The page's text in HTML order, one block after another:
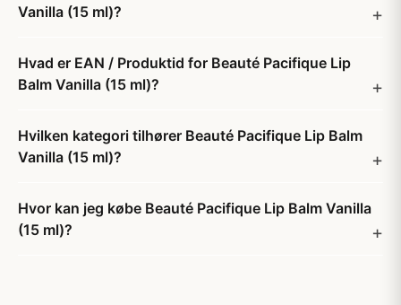
Vanilla (15 ml)?
Hvad er EAN / Produktid for Beauté Pacifique Lip
Balm Vanilla (15 ml)?
Hvilken kategori tilhører Beauté Pacifique Lip Balm
Vanilla (15 ml)?
Hvor kan jeg købe Beauté Pacifique Lip Balm Vanilla
(15 ml)?